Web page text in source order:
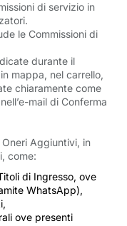
di servizio in
le Commissioni di
durante il
mappa, nel carrello,
chiaramente come
mail di Conferma
Aggiuntivi, in
come:
di Ingresso, ove
WhatsApp),
ove presenti